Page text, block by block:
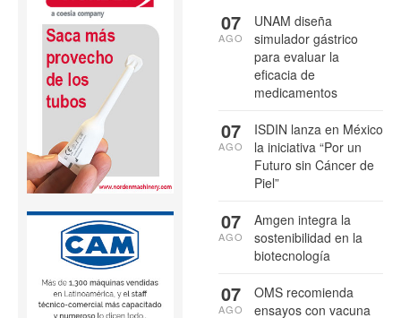
UNAM diseña
simulador gástrico
para evaluar la
eficacia de
medicamentos
07
AGO
ISDIN lanza en México
la iniciativa “Por un
Futuro sin Cáncer de
Piel”
07
AGO
Amgen integra la
sostenibilidad en la
biotecnología
07
AGO
OMS recomienda
ensayos con vacuna
07
AGO